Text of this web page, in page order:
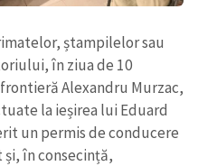
ștampilelor sau
în ziua de 10
Alexandru Murzac,
la ieșirea lui Eduard
un permis de conducere
în consecință,